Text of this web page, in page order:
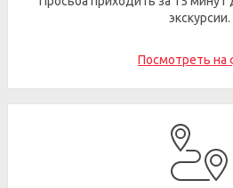
экскурсии.
Посмотреть на